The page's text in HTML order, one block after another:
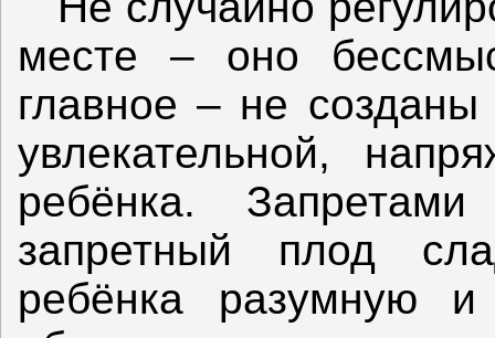
месте – оно
главное – не
увлекательной,
ребёнка.
запретный плод
ребёнка разумную